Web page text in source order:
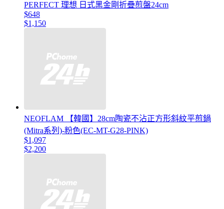
PERFECT 理想 日式黑金剛折疊煎盤24cm
$648
$1,150
NEOFLAM 【韓國】28cm陶瓷不沾正方形斜紋平煎鍋
(Mitra系列)-粉色(EC-MT-G28-PINK)
$1,097
$2,200